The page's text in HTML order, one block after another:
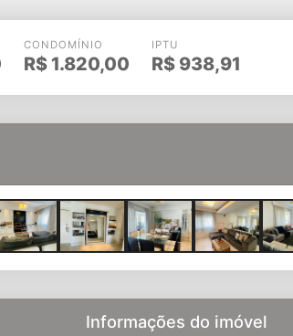
CONDOMÍNIO
R$ 1.820,00
IPTU
R$ 938,91
SALA II AMBIENTES AMPLIADA
Informações do imóvel